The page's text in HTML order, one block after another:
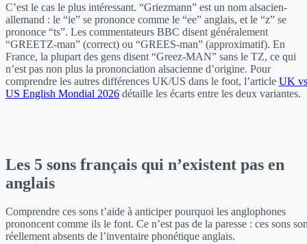
C’est le cas le plus intéressant. “Griezmann” est un nom alsacien-
allemand : le “ie” se prononce comme le “ee” anglais, et le “z” se
prononce “ts”. Les commentateurs BBC disent généralement
“GREETZ-man” (correct) ou “GREES-man” (approximatif). En
France, la plupart des gens disent “Greez-MAN” sans le TZ, ce qui
n’est pas non plus la prononciation alsacienne d’origine. Pour
comprendre les autres différences UK/US dans le foot, l’article UK vs
US English Mondial 2026 détaille les écarts entre les deux variantes.
Les 5 sons français qui n’existent pas en
anglais
Comprendre ces sons t’aide à anticiper pourquoi les anglophones
prononcent comme ils le font. Ce n’est pas de la paresse : ces sons
réellement absents de l’inventaire phonétique anglais.